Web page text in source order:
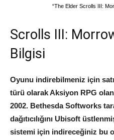
“The Elder Scrolls III:
Scrolls III:
Bilgisi
Oyunu indirebilmeniz için
türü olarak Aksiyon RPG
2002. Bethesda Softworks
dağıtıcılığını Ubisoft
sistemi için indireceğiniz bu